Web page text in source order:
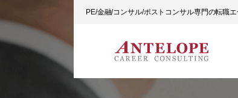
PE/金融/コンサル/ポストコンサル専門の転職